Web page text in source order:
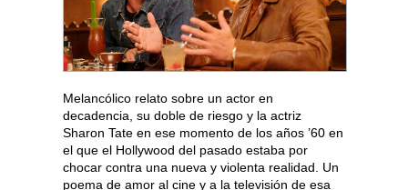
Melancólico relato sobre un actor en
decadencia, su doble de riesgo y la actriz
Sharon Tate en ese momento de los años ’60 en
el que el Hollywood del pasado estaba por
chocar contra una nueva y violenta realidad. Un
poema de amor al cine y a la televisión de esa